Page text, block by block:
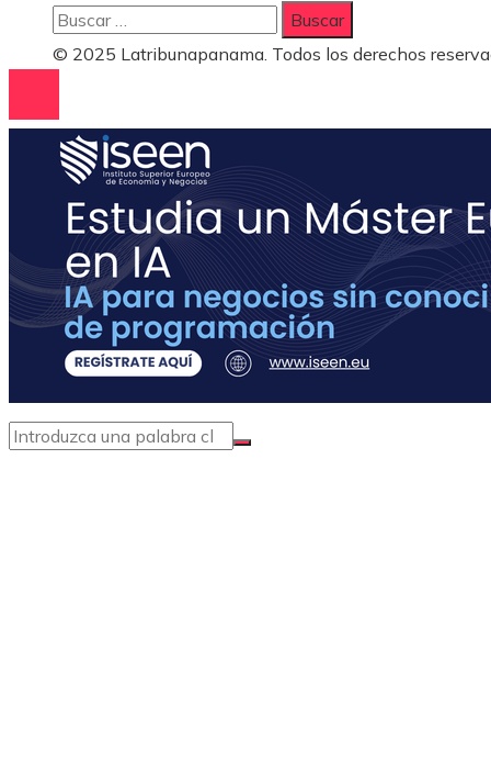
Buscar:
© 2025 Latribunapanama. Todos los derechos